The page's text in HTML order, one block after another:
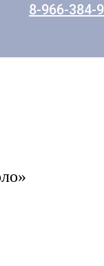
8-966-384-